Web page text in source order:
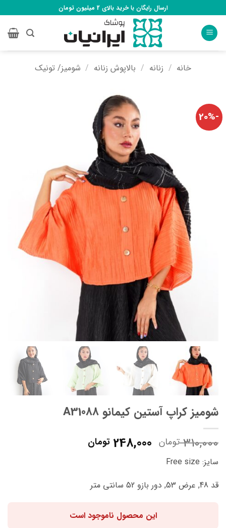
to
content
ارسال رایگان با خرید بالای 2 میلیون تومان
خانه / زنانه / بالاپوش زنانه / شومیز/ تونیک
-20%
شومیز کراپ آستین کیمانو A31088
310,000 تومان قیمت
بود.
248,000 تومان
سایز: Free size
قد 48, عرض 53, دور بازو 52 سانتی متر
این محصول ناموجود است